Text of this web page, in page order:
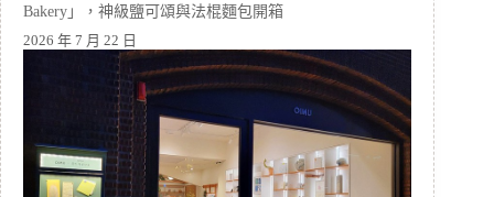
Bakery」，神級鹽可頌與法棍麵包開箱
2026 年 7 月 22 日